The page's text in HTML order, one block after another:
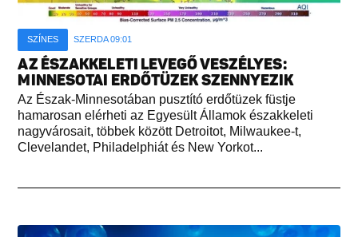
SZÍNES SZERDA 09:01
AZ ÉSZAKKELETI LEVEGŐ VESZÉLYES:
MINNESOTAI ERDŐTÜZEK SZENNYEZIK
Az Észak-Minnesotában pusztító erdőtüzek füstje
hamarosan elérheti az Egyesült Államok északkeleti
nagyvárosait, többek között Detroitot, Milwaukee-t,
Clevelandet, Philadelphiát és New Yorkot...